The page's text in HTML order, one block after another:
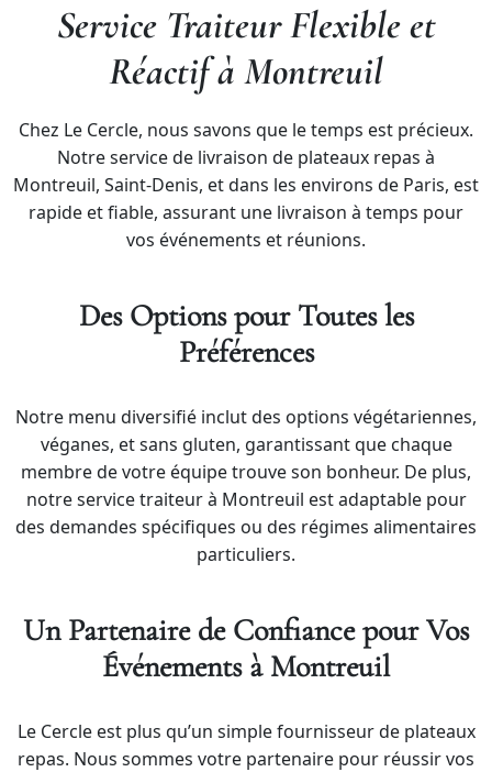
Service Traiteur Flexible et
Réactif à Montreuil
Chez Le Cercle, nous savons que le temps est précieux.
Notre service de livraison de plateaux repas à
Montreuil, Saint-Denis, et dans les environs de Paris, est
rapide et fiable, assurant une livraison à temps pour
vos événements et réunions.
Des Options pour Toutes les
Préférences
Notre menu diversifié inclut des options végétariennes,
véganes, et sans gluten, garantissant que chaque
membre de votre équipe trouve son bonheur. De plus,
notre service traiteur à Montreuil est adaptable pour
des demandes spécifiques ou des régimes alimentaires
particuliers.
Un Partenaire de Confiance pour Vos
Événements à Montreuil
Le Cercle est plus qu’un simple fournisseur de plateaux
repas. Nous sommes votre partenaire pour réussir vos